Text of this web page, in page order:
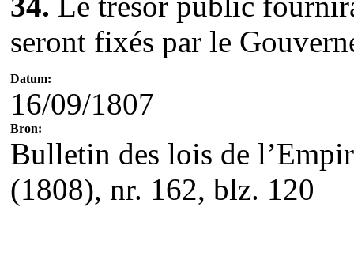
seront fixés par le
Datum:
16/09/1807
Bron:
Bulletin des lois de
(1808), nr. 162, blz. 120